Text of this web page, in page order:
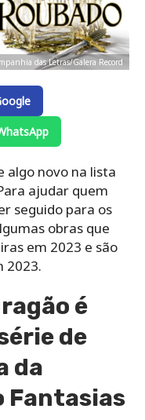
das Letras/Galera Record
algo novo na lista
ajudar quem
seguido para os
obras que
em 2023 e são
2023.
é
de
da
Fantasias